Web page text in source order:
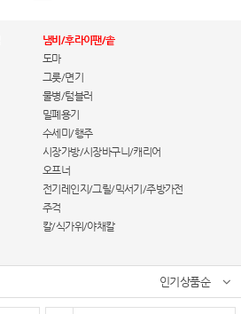
냄비/후라이팬/솥
도마
그릇/면기
물병/텀블러
밀폐용기
수세미/행주
시장가방/시장바구니/캐리어
오프너
전기레인지/그릴/믹서기/주방가전
주걱
칼/식가위/야채칼
인기상품순